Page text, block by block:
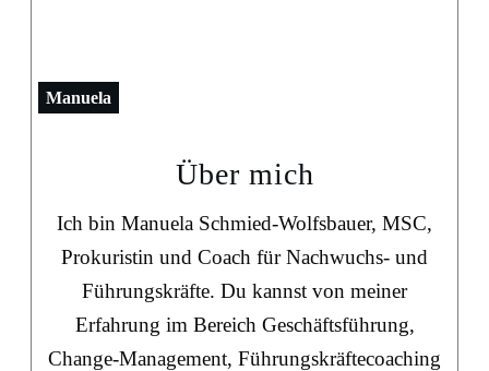
Manuela
Über mich
Ich bin Manuela Schmied-Wolfsbauer, MSC,
Prokuristin und Coach für Nachwuchs- und
Führungskräfte. Du kannst von meiner
Erfahrung im Bereich Geschäftsführung,
Change-Management, Führungskräftecoaching